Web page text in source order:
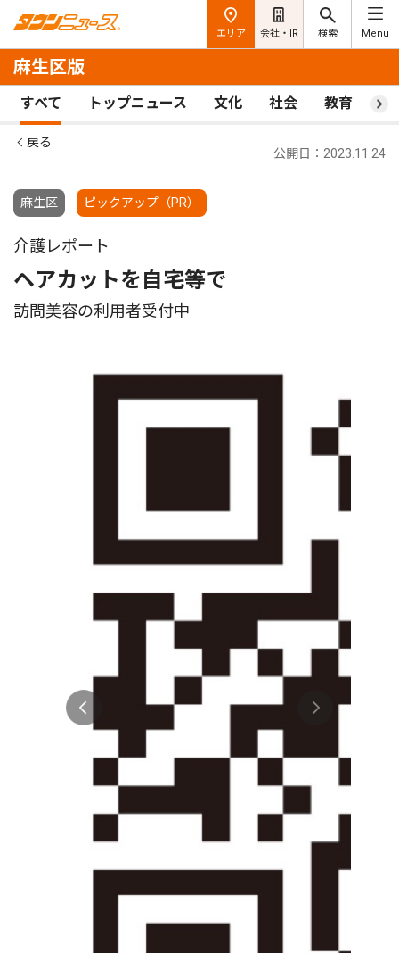
エリア 会社・IR 検索 Menu
麻生区版
すべて トップニュース 文化 社会 教育 ス
戻る
麻生区 ピックアップ（PR）
公開日：2023.11.24
介護レポート
ヘアカットを自宅等で
訪問美容の利用者受付中